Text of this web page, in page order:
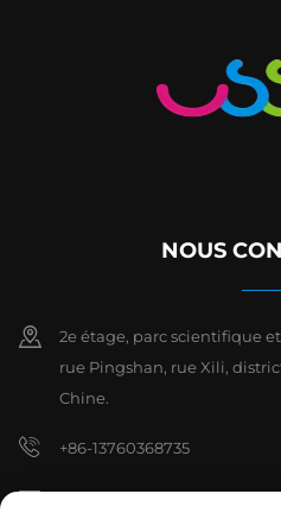
NOUS
2e étage, parc scientifique
rue Pingshan, rue Xili,
Chine.
+86-13760368735